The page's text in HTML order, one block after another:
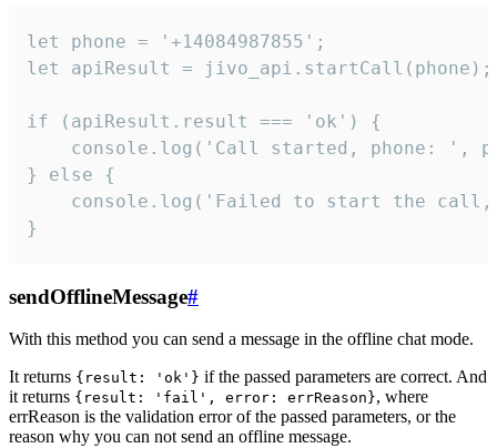
let phone = '+14084987855';
let apiResult = jivo_api.startCall(phone);
if (apiResult.result === 'ok') {
console.log('Call started, phone: ',
} else {
console.log('Failed to start the
}
sendOfflineMessage#
With this method you can send a message in the offline chat mode.
It returns {result: 'ok'} if the passed parameters are correct. And
it returns {result: 'fail', error: errReason}, where
errReason is the validation error of the passed parameters, or the
reason why you can not send an offline message.